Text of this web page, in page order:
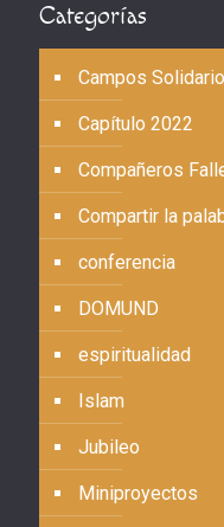
Categorías
Campos
Capítulo 2022
Compañeros
Compartir la
conferencia
DOMUND
espiritualidad
Islam
Jubileo
Miniproyectos